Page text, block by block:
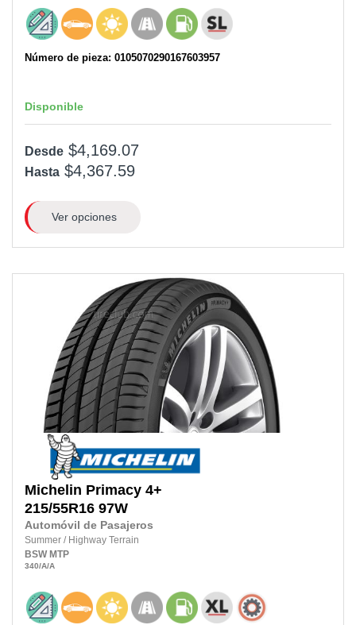
Número de pieza: 0105070290167603957
Disponible
Desde $4,169.07
Hasta $4,367.59
Ver opciones
Michelin Primacy 4+
215/55R16 97W
Automóvil de Pasajeros
Summer / Highway Terrain
BSW MTP
340/A/A